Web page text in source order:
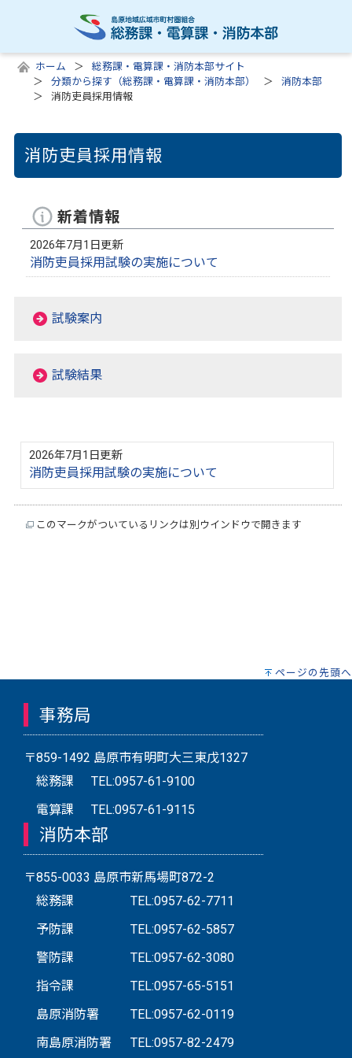
ホーム
総務課・電算課・消防本部サイト
分類から探す（総務課・電算課・消防本部）
消防本部
消防吏員採用情報
消防吏員採用情報
新着情報
2026年7月1日更新
消防吏員採用試験の実施について
試験案内
試験結果
2026年7月1日更新
消防吏員採用試験の実施について
このマークがついているリンクは別ウインドウで開きます
ページの先頭へ
事務局
〒859-1492 島原市有明町大三東戊1327
総務課
TEL:0957-61-9100
電算課
TEL:0957-61-9115
消防本部
〒855-0033 島原市新馬場町872-2
総務課
TEL:0957-62-7711
予防課
TEL:0957-62-5857
警防課
TEL:0957-62-3080
指令課
TEL:0957-65-5151
島原消防署
TEL:0957-62-0119
南島原消防署
TEL:0957-82-2479